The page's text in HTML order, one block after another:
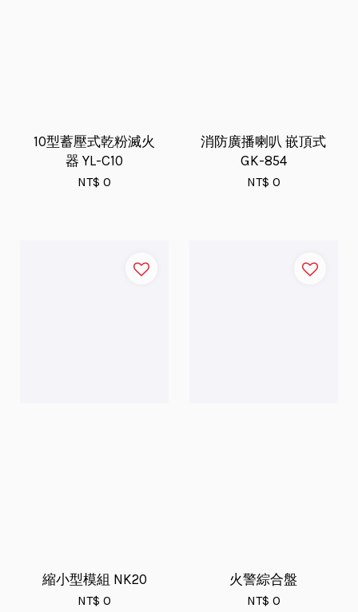
10型蓄壓式乾粉滅火
器 YL-C10
NT$ 0
消防廣播喇叭 嵌頂式
GK-854
NT$ 0
縮小型模組 NK20
NT$ 0
火警綜合盤
NT$ 0